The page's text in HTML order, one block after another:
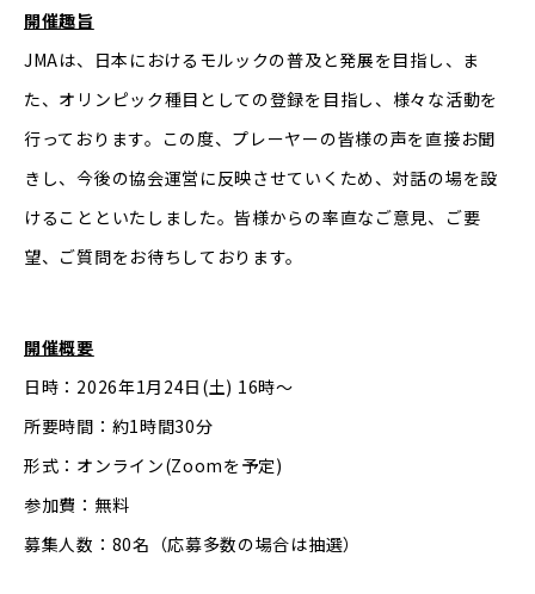
開催趣旨
JMAは、日本におけるモルックの普及と発展を目指し、ま
た、オリンピック種目としての登録を目指し、様々な活動を
行っております。この度、プレーヤーの皆様の声を直接お聞
きし、今後の協会運営に反映させていくため、対話の場を設
けることといたしました。皆様からの率直なご意見、ご要
望、ご質問をお待ちしております。
開催概要
日時：2026年1月24日(土) 16時〜
所要時間：約1時間30分
形式：オンライン(Zoomを予定)
参加費：無料
募集人数：80名（応募多数の場合は抽選）